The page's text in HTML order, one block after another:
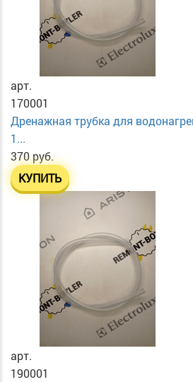
арт.
170001
Дренажная трубка для
1...
370 руб.
КУПИТЬ
арт.
190001